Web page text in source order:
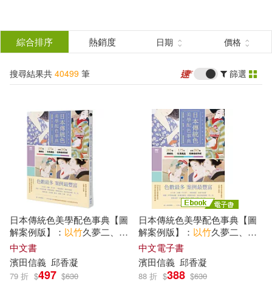
結
分類 (單選)
所有商品(40499)
圖書(26023) 影音(739)
雜誌(1251)
美妝(197)
家居生活(2693) 美食(171)
3C(113)
作者 (可複選)
竹宮ゆゆこ(113)
吉竹伸介(81) 金丸祐基(78)
綜合排序 熱銷度 日期 價格
搜尋結果共 40499 筆 篩選
日本傳統色美學配色事典【圖
解案例版】： 以竹久夢二、琳
派、源氏物語和服、美人畫等
頂級珍貴收藏為例，帶你活用
283傳統色+175器物實例+260
經典組成色號
中文書
濱田信義 邱香凝
79 折 $497 $630
日本傳統色美學配色事典【圖
解案例版】： 以竹久夢二、琳
派、源氏物語和服、美人畫等
頂級珍貴收藏為例，帶你活用
283傳統色+175器物實例+260
經典組成色號 (電子書)
中文電子書
濱田信義 邱香凝
88 折 $388 $630